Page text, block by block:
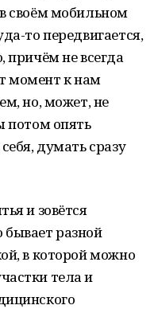
своём мобильном
то передвигается,
причём не всегда
момент к нам
но, может, не
потом опять
думать сразу
и зовётся
разной
в которой можно
тела и